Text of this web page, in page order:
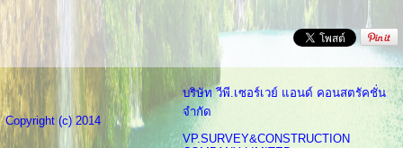
Copyright (c) 2014
บริษัท วีพี.เซอร์เวย์ แอนด์ คอนสตรัคชั่น
จำกัด
VP.SURVEY&CONSTRUCTION